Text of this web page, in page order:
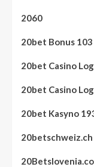
2060
20bet Bonus 103
20bet Casino
20bet Casino
20bet Kasyno
20betschweiz.ch